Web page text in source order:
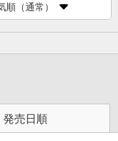
順（通常）
発売日順